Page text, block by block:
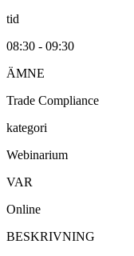
tid
08:30 - 09:30
ÄMNE
Trade Compliance
kategori
Webinarium
VAR
Online
BESKRIVNING